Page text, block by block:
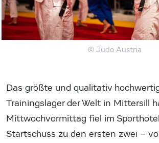
© Judo Austria
Das größte und qualitativ
Trainingslager der Welt in Mittersill
Mittwochvormittag fiel im
Startschuss zu den ersten zwei –